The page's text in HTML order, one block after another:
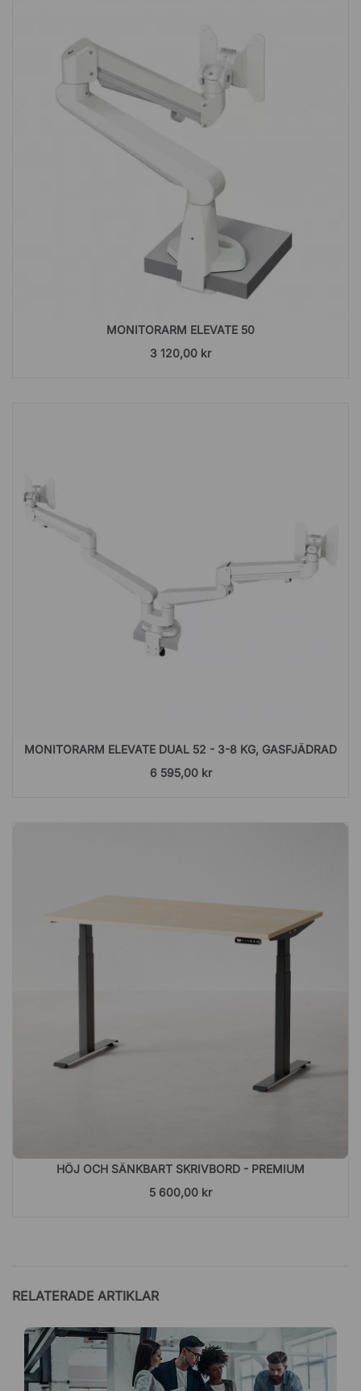
MONITORARM ELEVATE 50
3 120,00 kr
MONITORARM ELEVATE DUAL 52 - 3-8 KG, GASFJÄDRAD
6 595,00 kr
HÖJ OCH SÄNKBART SKRIVBORD - PREMIUM
5 600,00 kr
RELATERADE ARTIKLAR